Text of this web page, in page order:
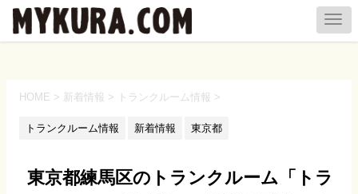
HOME > 新着情報 > トランクルーム情報 >
トランクルーム情報 新着情報 東京都
東京都練馬区のトランクルーム「トラ